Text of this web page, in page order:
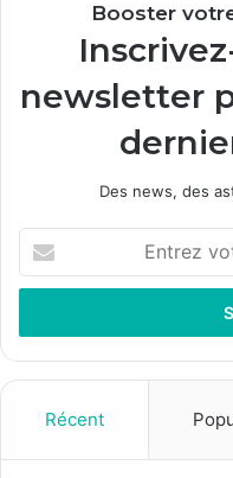
Booster
newsletter
Des news, des
t
e
z
r
Récent